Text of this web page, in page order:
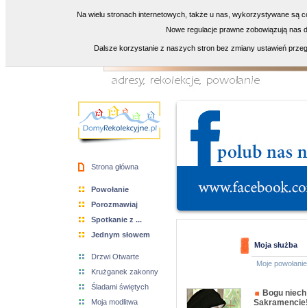
Strona główna
Powołanie
Porozmawiaj
Spotkanie z ...
Jednym słowem
Drzwi Otwarte
Krużganek zakonny
Śladami świętych
Moja modlitwa
Moja służba
Moje powołanie
Bogu
Na wielu stronach internetowych, także u nas, wykorzystywane są
Nowe regulacje prawne zobowiązują nas
Dalsze korzystanie z naszych stron bez zmiany ustawień